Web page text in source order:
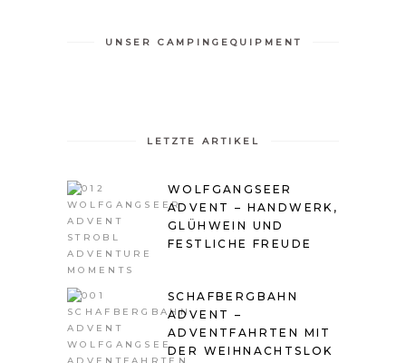
UNSER CAMPINGEQUIPMENT
LETZTE ARTIKEL
WOLFGANGSEER
ADVENT – HANDWERK,
GLÜHWEIN UND
FESTLICHE FREUDE
SCHAFBERGBAHN
ADVENT –
ADVENTFAHRTEN MIT
DER WEIHNACHTSLOK